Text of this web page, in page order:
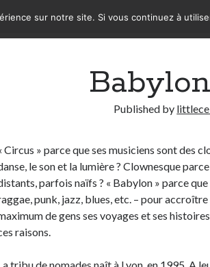
Published by
Circus » parce que ses musiciens sont des
le son et la lumière ? Clownesque
parfois naïfs ? « Babylon » parce
punk, jazz, blues, etc. – pour
de gens ses voyages et ses
raisons.
sur notre site. Si vous continuez à